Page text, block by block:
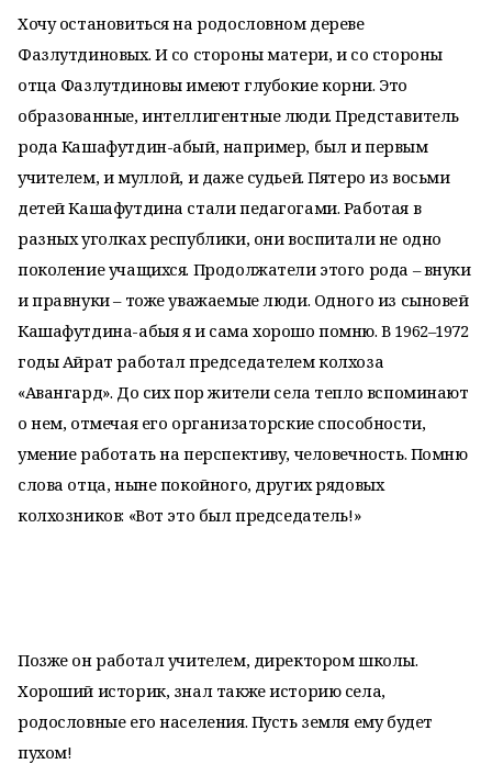
Хочу остановиться на родословном дереве
Фазлутдиновых. И со стороны матери, и со стороны
отца Фазлутдиновы имеют глубокие корни. Это
образованные, интеллигентные люди. Представитель
рода Кашафутдин-абый, например, был и первым
учителем, и муллой, и даже судьей. Пятеро из восьми
детей Кашафутдина стали педагогами. Работая в
разных уголках республики, они воспитали не одно
поколение учащихся. Продолжатели этого рода – внуки
и правнуки – тоже уважаемые люди. Одного из сыновей
Кашафутдина-абыя я и сама хорошо помню. В 1962–1972
годы Айрат работал председателем колхоза
«Авангард». До сих пор жители села тепло вспоминают
о нем, отмечая его организаторские способности,
умение работать на перспективу, человечность. Помню
слова отца, ныне покойного, других рядовых
колхозников: «Вот это был председатель!»
Позже он работал учителем, директором школы.
Хороший историк, знал также историю села,
родословные его населения. Пусть земля ему будет
пухом!